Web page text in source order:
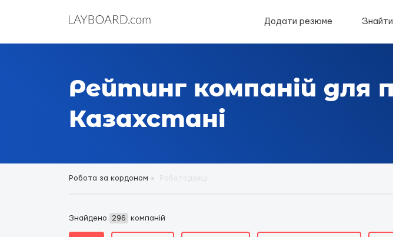
Додати резюме
Рейтинг компаній для
Казахстані
Робота за кордоном
Знайдено 296 компаній